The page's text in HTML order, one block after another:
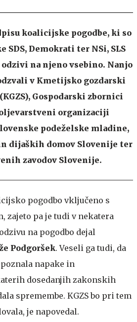
koalicijske pogodbe, ki so
SDS, Demokrati ter NSi, SLS
na njeno vsebino. Nanjo
v Kmetijsko gozdarski
Gospodarski zbornici
organizaciji
podeželske mladine,
dijaških domov Slovenije ter
zavodov Slovenije.
pogodbo vključeno s
zajeto pa je tudi v nekatera
na pogodbo dejal
Podgoršek. Veseli ga tudi, da
napake in
dosedanjih zakonskih
spremembe. KGZS bo pri tem
je napovedal.